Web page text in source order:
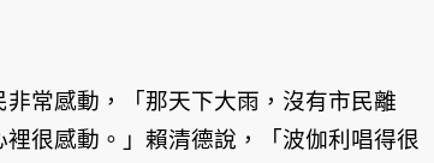
常感動，「那天下大雨，沒有市民離
很感動。」賴清德說，「波伽利唱得很